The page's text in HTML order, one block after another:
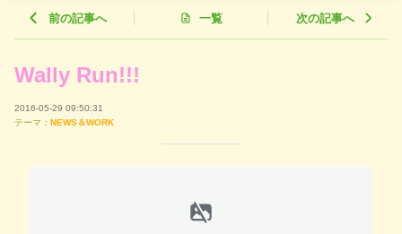
前の記事へ 一覧 次の記事へ
Wally Run!!!
2016-05-29 09:50:31
テーマ： NEWS＆WORK